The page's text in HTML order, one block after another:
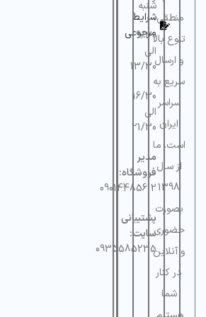
ساخت
۴۷/۱۲۲۰۶۵
شماره
8371744972
منطقی،
تنوع بالا
و ارسال
سریع به
سراسر
ایران
است. ما
از سال
1398
بصورت
حضوری
و آنلاین
در کنار
شما
شرایط
مرجوعی
شنبه
9/30
الی
13/30
16/30
الی
21/30
مدیر
فروشگاه:
09014485612
پشتیبانی
سایت:
0935585235